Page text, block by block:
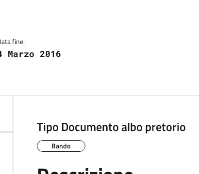
fine:
Marzo 2016
Tipo Documento albo pretorio
Bando